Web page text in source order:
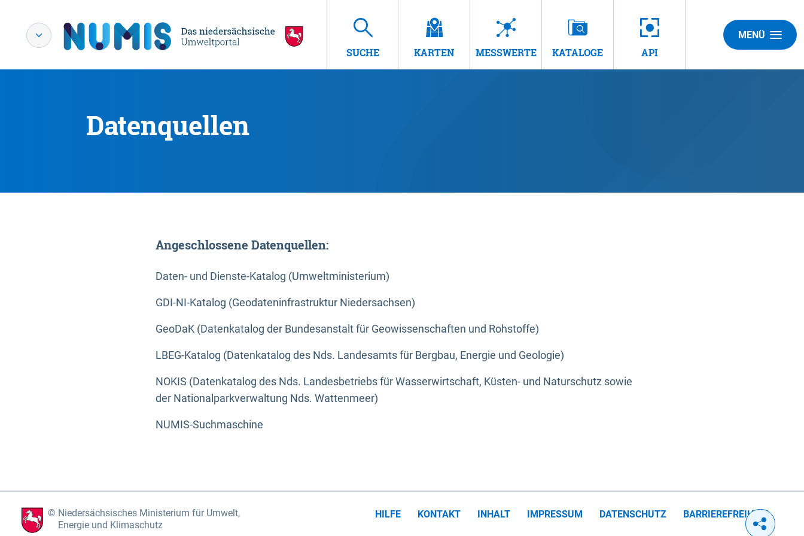
SUCHE KARTEN MESSWERTE KATALOGE API
MENÜ
Datenquellen
Angeschlossene Datenquellen:
Daten- und Dienste-Katalog (Umweltministerium)
GDI-NI-Katalog (Geodateninfrastruktur Niedersachsen)
GeoDaK (Datenkatalog der Bundesanstalt für Geowissenschaften und Rohstoffe)
LBEG-Katalog (Datenkatalog des Nds. Landesamts für Bergbau, Energie und Geologie)
NOKIS (Datenkatalog des Nds. Landesbetriebs für Wasserwirtschaft, Küsten- und Naturschutz sowie
der Nationalparkverwaltung Nds. Wattenmeer)
NUMIS-Suchmaschine
Niedersächsisches Ministerium für Umwelt,
Energie und Klimaschutz
HILFE KONTAKT INHALT IMPRESSUM DATENSCHUTZ BARRIEREFREIHEIT